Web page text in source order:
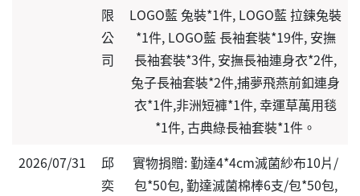
限
公
司
LOGO藍 兔裝*1件, LOGO藍 拉鍊兔裝
*1件, LOGO藍 長袖套裝*19件, 安撫
長袖套裝*3件, 安撫長袖連身衣*2件,
兔子長袖套裝*2件,捕夢飛燕前釦連身
衣*1件,非洲短褲*1件, 幸運草萬用毯
*1件, 古典綠長袖套裝*1件。
2026/07/31
邱
奕
實物捐贈: 勤達4*4cm滅菌紗布10片/
包*50包, 勤達滅菌棉棒6支/包*50包,